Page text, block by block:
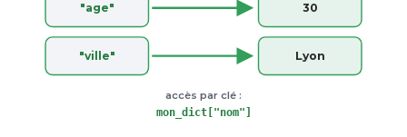
"age" 30
"ville" Lyon
accès par clé :
mon_dict["nom"]